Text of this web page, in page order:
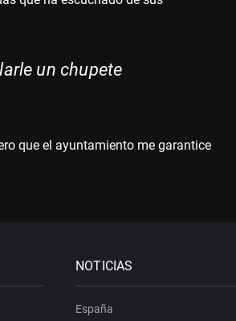
un chupete
que el ayuntamiento me garantice
NOTICIAS
España